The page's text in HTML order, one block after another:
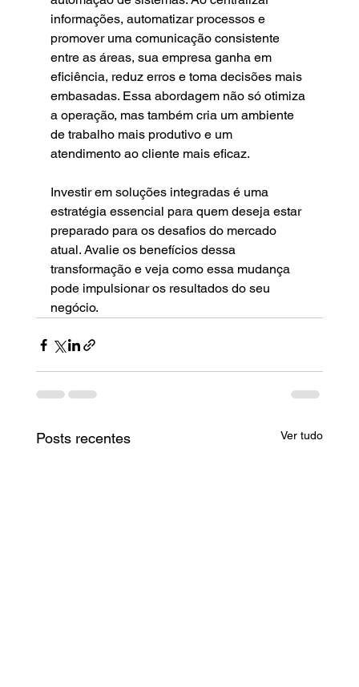
informações, automatizar processos e
promover uma comunicação consistente
entre as áreas, sua empresa ganha em
eficiência, reduz erros e toma decisões mais
embasadas. Essa abordagem não só otimiza
a operação, mas também cria um ambiente
de trabalho mais produtivo e um
atendimento ao cliente mais eficaz.
Investir em soluções integradas é uma
estratégia essencial para quem deseja estar
preparado para os desafios do mercado
atual. Avalie os benefícios dessa
transformação e veja como essa mudança
pode impulsionar os resultados do seu
negócio.
Posts recentes Ver tudo